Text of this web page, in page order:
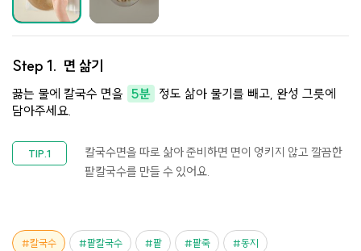
Step 1. 면 삶기
끓는 물에 칼국수 면을 5분 정도 삶아 물기를 빼고, 완성 그릇에
담아주세요.
칼국수면을 따로 삶아 준비하면 면이 엉키지 않고 깔끔한
팥칼국수를 만들 수 있어요.
칼국수 팥칼국수 팥 팥죽 동지